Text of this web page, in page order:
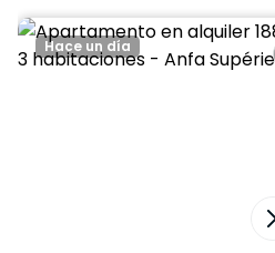
Hace un día